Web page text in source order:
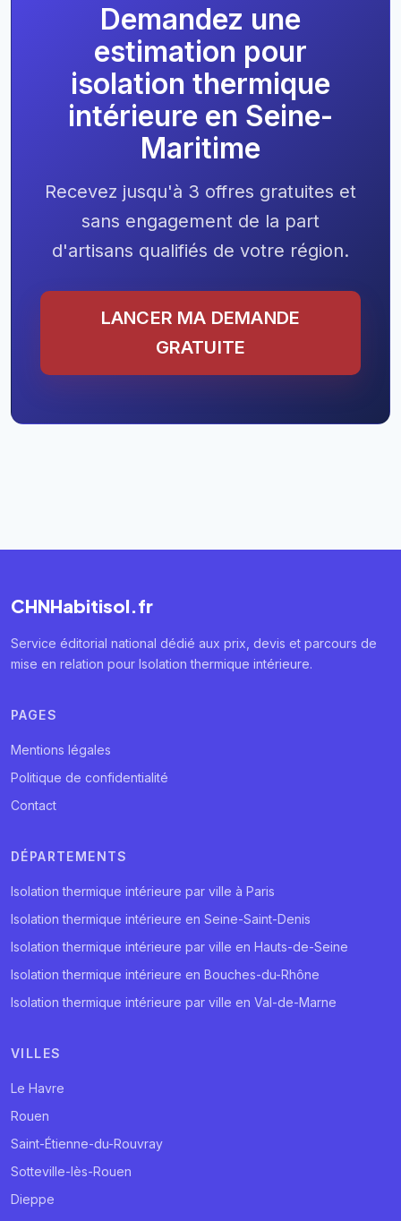
Demandez une
estimation pour
isolation thermique
intérieure en Seine-
Maritime
Recevez jusqu'à 3 offres gratuites et
sans engagement de la part
d'artisans qualifiés de votre région.
LANCER MA DEMANDE
GRATUITE
CHNHabitisol.fr
Service éditorial national dédié aux prix, devis et parcours de
mise en relation pour Isolation thermique intérieure.
PAGES
Mentions légales
Politique de confidentialité
Contact
DÉPARTEMENTS
Isolation thermique intérieure par ville à Paris
Isolation thermique intérieure en Seine-Saint-Denis
Isolation thermique intérieure par ville en Hauts-de-Seine
Isolation thermique intérieure en Bouches-du-Rhône
Isolation thermique intérieure par ville en Val-de-Marne
VILLES
Le Havre
Rouen
Saint-Étienne-du-Rouvray
Sotteville-lès-Rouen
Dieppe